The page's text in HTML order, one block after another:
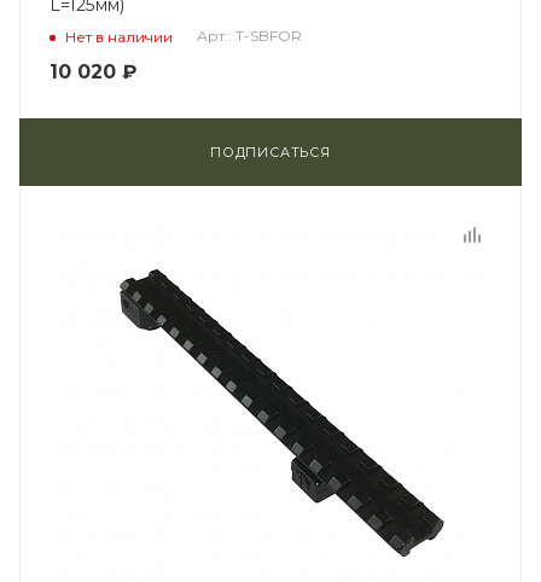
L=125мм)
Нет в наличии Арт.: T-SBFOR
10 020 ₽
ПОДПИСАТЬСЯ